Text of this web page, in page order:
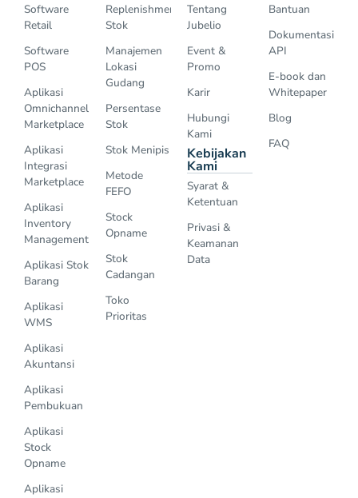
Software
Retail
Software
POS
Aplikasi
Omnichannel
Marketplace
Aplikasi
Integrasi
Marketplace
Aplikasi
Inventory
Management
Aplikasi Stok
Barang
Aplikasi
WMS
Aplikasi
Akuntansi
Aplikasi
Pembukuan
Aplikasi
Stock
Opname
Aplikasi
Replenishment
Stok
Manajemen
Lokasi
Gudang
Persentase
Stok
Stok Menipis
Metode
FEFO
Stock
Opname
Stok
Cadangan
Toko
Prioritas
Tentang
Jubelio
Event &
Promo
Karir
Hubungi
Kami
Kebijakan
Kami
Syarat &
Ketentuan
Privasi &
Keamanan
Data
Bantuan
Dokumentasi
API
E-book dan
Whitepaper
Blog
FAQ